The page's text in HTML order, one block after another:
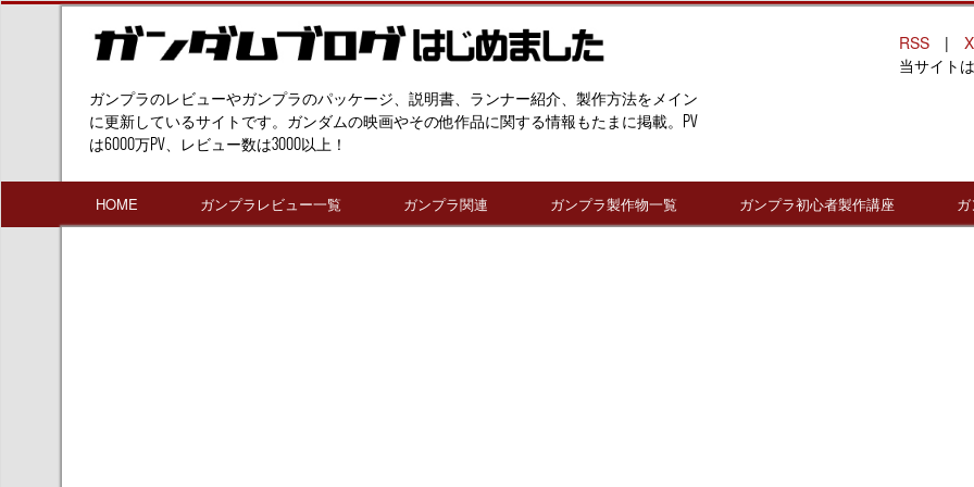
ガンプラのレビューやガンプラのパッケージ、説明書、ランナー紹介、製作方法をメイン
に更新しているサイトです。ガンダムの映画やその他作品に関する情報もたまに掲載。PV
は6000万PV、レビュー数は3000以上！
RSS |
当サイト
HOME ガンプラレビュー一覧 ガンプラ関連 ガンプラ製作物一覧 ガンプラ初心者製作講座